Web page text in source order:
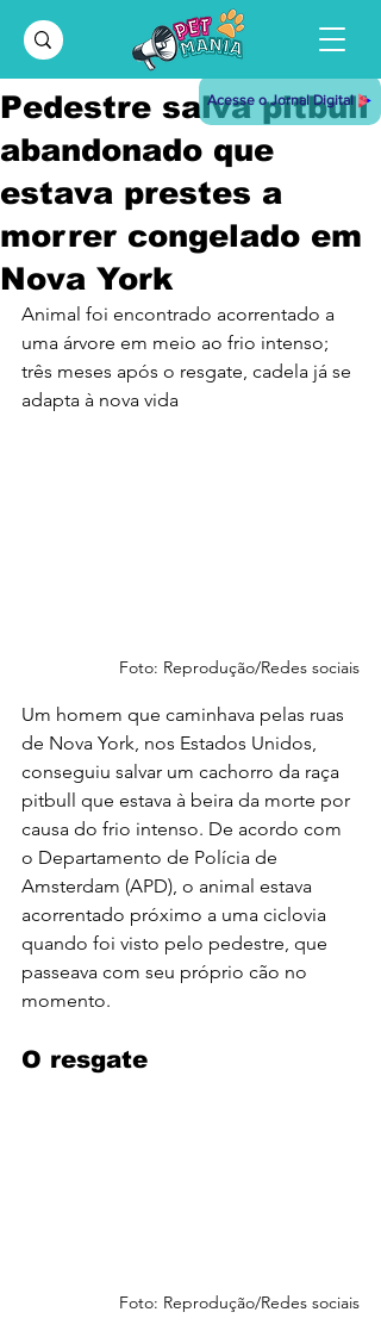
Acesse o Jornal Digital
Pedestre salva pitbull
abandonado que
estava prestes a
morrer congelado em
Nova York
Animal foi encontrado acorrentado a
uma árvore em meio ao frio intenso;
três meses após o resgate, cadela já se
adapta à nova vida
Foto: Reprodução/Redes sociais
Um homem que caminhava pelas ruas
de Nova York, nos Estados Unidos,
conseguiu salvar um cachorro da raça
pitbull que estava à beira da morte por
causa do frio intenso. De acordo com
o Departamento de Polícia de
Amsterdam (APD), o animal estava
acorrentado próximo a uma ciclovia
quando foi visto pelo pedestre, que
passeava com seu próprio cão no
momento.
O resgate
Foto: Reprodução/Redes sociais